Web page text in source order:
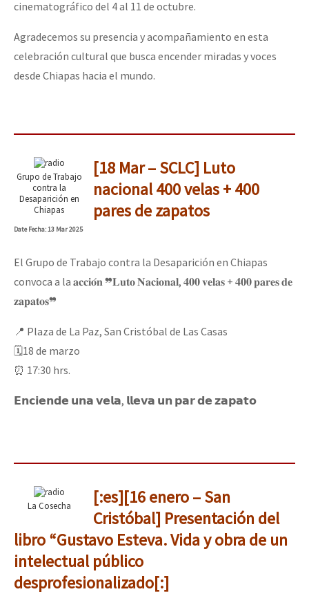
cinematográfico del 4 al 11 de octubre.
Agradecemos su presencia y acompañamiento en esta
celebración cultural que busca encender miradas y voces
desde Chiapas hacia el mundo.
Grupo de Trabajo
contra la
Desaparición en
Chiapas
[18 Mar – SCLC] Luto
nacional 400 velas + 400
pares de zapatos
DateFecha: 13 Mar 2025
El Grupo de Trabajo contra la Desaparición en Chiapas
convoca a la 𝐚𝐜𝐜𝐢𝐨́𝐧 ❞𝐋𝐮𝐭𝐨 𝐍𝐚𝐜𝐢𝐨𝐧𝐚𝐥, 𝟒𝟎𝟎 𝐯𝐞𝐥𝐚𝐬 + 𝟒𝟎𝟎 𝐩𝐚𝐫𝐞𝐬 𝐝𝐞
𝐳𝐚𝐩𝐚𝐭𝐨𝐬❞
📍 Plaza de La Paz, San Cristóbal de Las Casas
🗓18 de marzo
⏰ 17:30 hrs.
𝗘𝗻𝗰𝗶𝗲𝗻𝗱𝗲 𝘂𝗻𝗮 𝘃𝗲𝗹𝗮, 𝗹𝗹𝗲𝘃𝗮 𝘂𝗻 𝗽𝗮𝗿 𝗱𝗲 𝘇𝗮𝗽𝗮𝘁𝗼
La Cosecha
[:es][16 enero – San
Cristóbal] Presentación del
libro “Gustavo Esteva. Vida y obra de un
intelectual público
desprofesionalizado[:]